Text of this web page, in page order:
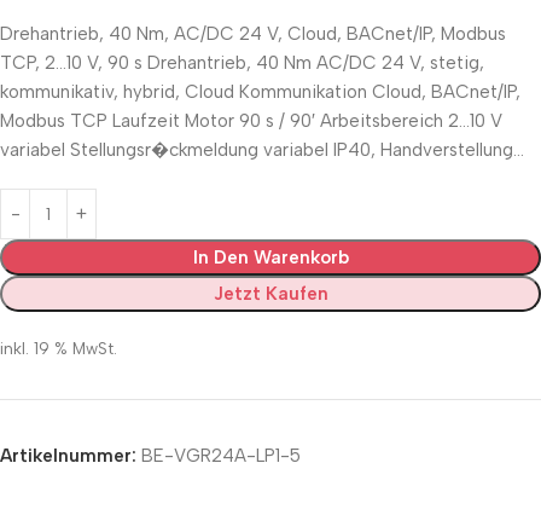
Drehantrieb, 40 Nm, AC/DC 24 V, Cloud, BACnet/IP, Modbus
TCP, 2…10 V, 90 s Drehantrieb, 40 Nm AC/DC 24 V, stetig,
kommunikativ, hybrid, Cloud Kommunikation Cloud, BACnet/IP,
Modbus TCP Laufzeit Motor 90 s / 90′ Arbeitsbereich 2…10 V
variabel Stellungsr�ckmeldung variabel IP40, Handverstellung…
In Den Warenkorb
Jetzt Kaufen
inkl. 19 % MwSt.
Artikelnummer: BE-VGR24A-LP1-5